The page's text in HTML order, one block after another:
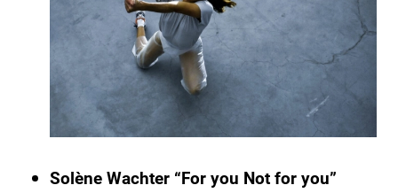
Solène Wachter “For you Not for you”